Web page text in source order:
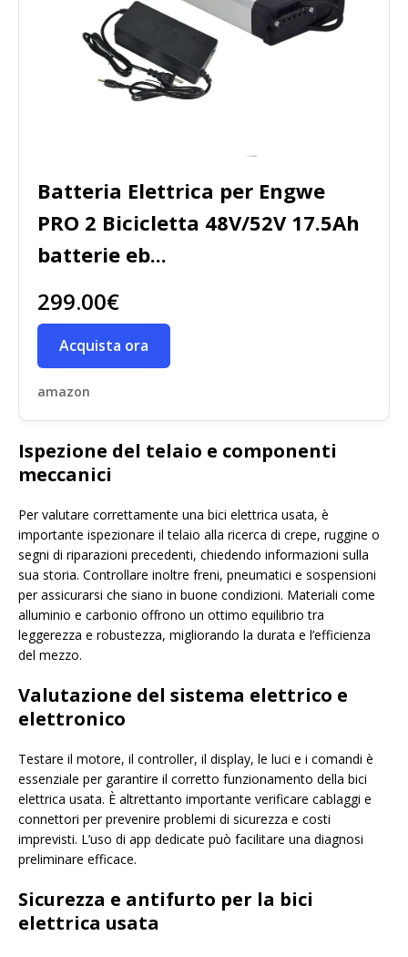
Batteria Elettrica per Engwe
PRO 2 Bicicletta 48V/52V 17.5Ah
batterie eb...
299.00€
Acquista ora
amazon
Ispezione del telaio e componenti
meccanici
Per valutare correttamente una bici elettrica usata, è
importante ispezionare il telaio alla ricerca di crepe, ruggine o
segni di riparazioni precedenti, chiedendo informazioni sulla
sua storia. Controllare inoltre freni, pneumatici e sospensioni
per assicurarsi che siano in buone condizioni. Materiali come
alluminio e carbonio offrono un ottimo equilibrio tra
leggerezza e robustezza, migliorando la durata e l’efficienza
del mezzo.
Valutazione del sistema elettrico e
elettronico
Testare il motore, il controller, il display, le luci e i comandi è
essenziale per garantire il corretto funzionamento della bici
elettrica usata. È altrettanto importante verificare cablaggi e
connettori per prevenire problemi di sicurezza e costi
imprevisti. L’uso di app dedicate può facilitare una diagnosi
preliminare efficace.
Sicurezza e antifurto per la bici
elettrica usata